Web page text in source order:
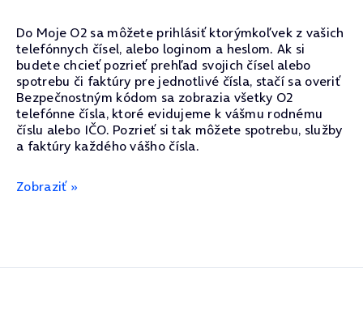
Do Moje O2 sa môžete prihlásiť ktorýmkoľvek z vašich
telefónnych čísel, alebo loginom a heslom. Ak si
budete chcieť pozrieť prehľad svojich čísel alebo
spotrebu či faktúry pre jednotlivé čísla, stačí sa overiť
Bezpečnostným kódom sa zobrazia všetky O2
telefónne čísla, ktoré evidujeme k vášmu rodnému
číslu alebo IČO. Pozrieť si tak môžete spotrebu, služby
a faktúry každého vášho čísla.
Zobraziť »